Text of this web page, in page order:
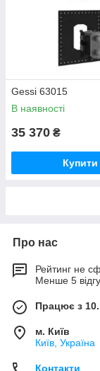
Gessi 63015
В наявності
35 370 ₴
Купити
Про нас
Рейтинг не
Менше 5
Працює з
м. Київ
Київ, Україна
Контакти